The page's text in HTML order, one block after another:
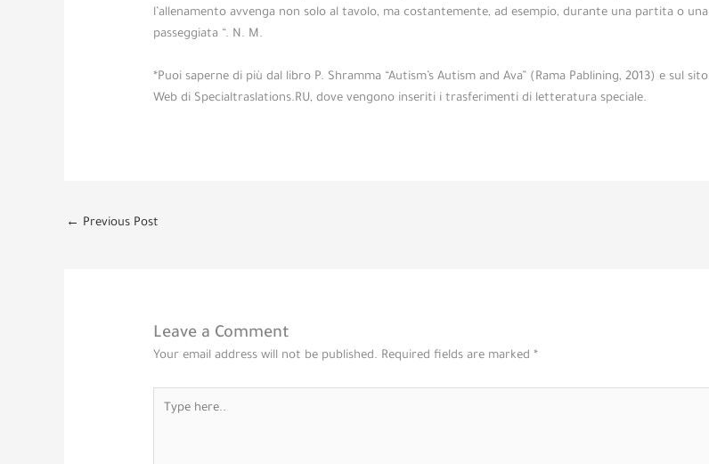
l’allenamento avvenga non solo al tavolo, ma costantemente, ad esempio, durante una partita o una
passeggiata “. N. M.
*Puoi saperne di più dal libro P. Shramma “Autism’s Autism and Ava” (Rama Pablining, 2013) e sul sito
Web di Specialtraslations.RU, dove vengono inseriti i trasferimenti di letteratura speciale.
← Previous Post
Leave a Comment
Your email address will not be published. Required fields are marked *